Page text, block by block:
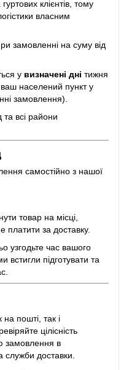
клієнтів, тому
власним
замовленні на суму від
у визначені дні тижня
ваш населений пункт у
замовлення).
всі райони
самостійно з нашої
товар на місці,
платити за доставку.
узгодьте час вашого
підготувати та
пошті, так і
цілісність
замовлення в
служби доставки.